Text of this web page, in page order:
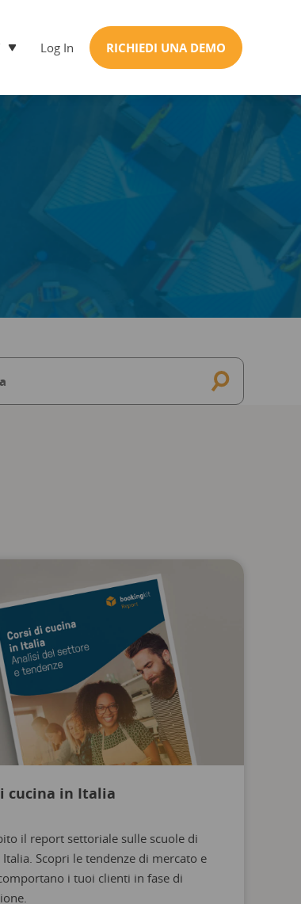
Log In RICHIEDI UNA DEMO
cucina in Italia
il report settoriale sulle scuole di
Italia. Scopri le tendenze di mercato e
i tuoi clienti in fase di